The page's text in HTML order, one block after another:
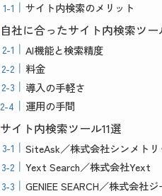
サイト内検索のメリット
自社に合ったサイト内検索ツ
AI機能と検索精度
料金
導入の手軽さ
運用の手間
サイト内検索ツール11選
SiteAsk／株式会社シンメトリ
Yext Search／株式会社Yext
GENIEE SEARCH／株式会社